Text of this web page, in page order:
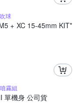
球
+ XC 15-45mm KIT*
霧組
單機身 公司貨